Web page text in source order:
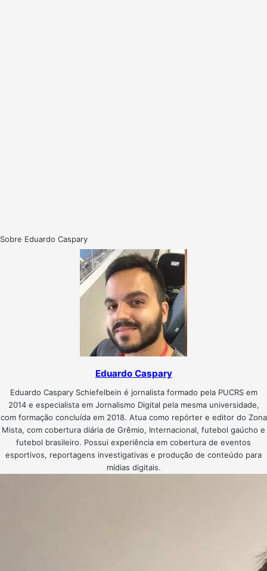
Sobre Eduardo Caspary
Eduardo Caspary
Eduardo Caspary Schiefelbein é jornalista formado pela PUCRS em
2014 e especialista em Jornalismo Digital pela mesma universidade,
com formação concluída em 2018. Atua como repórter e editor do Zona
Mista, com cobertura diária de Grêmio, Internacional, futebol gaúcho e
futebol brasileiro. Possui experiência em cobertura de eventos
esportivos, reportagens investigativas e produção de conteúdo para
mídias digitais.